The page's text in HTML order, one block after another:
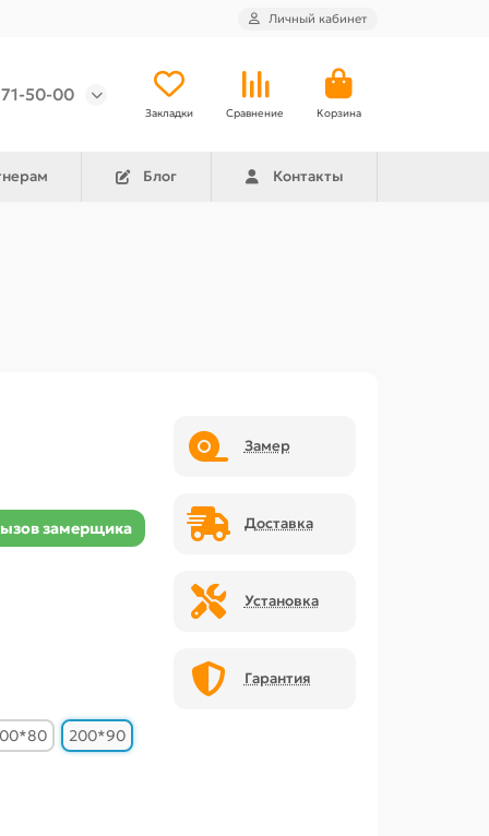
Личный кабинет
50-00
Закладки Сравнение Корзина
Блог Контакты
замерщика
200*90
Замер
Доставка
Установка
Гарантия